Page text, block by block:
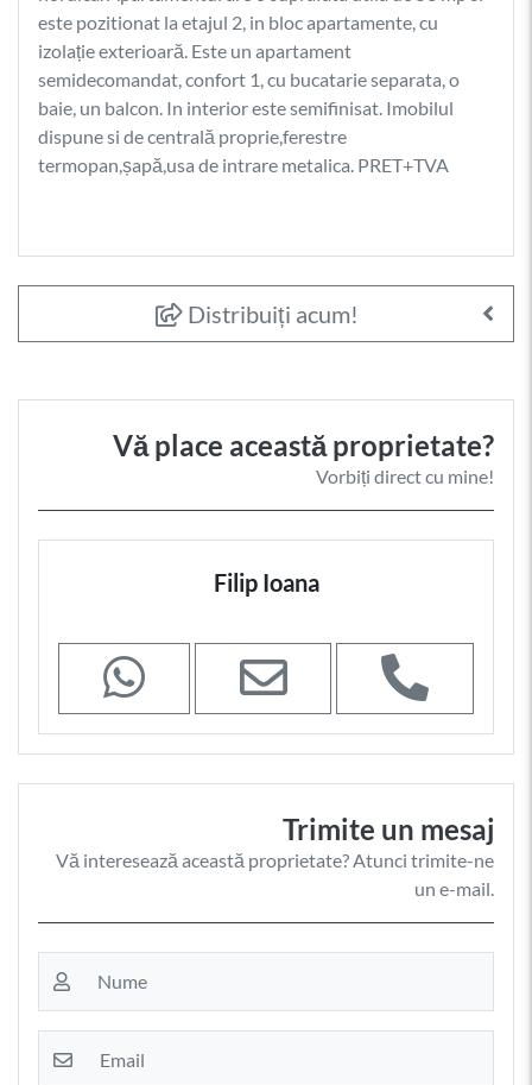
este pozitionat la etajul 2, in bloc apartamente, cu
izolație exterioară. Este un apartament
semidecomandat, confort 1, cu bucatarie separata, o
baie, un balcon. In interior este semifinisat. Imobilul
dispune si de centrală proprie,ferestre
termopan,șapă,usa de intrare metalica. PRET+TVA
Distribuiți acum!
Vă place această proprietate?
Vorbiți direct cu mine!
Filip Ioana
Trimite un mesaj
Vă interesează această proprietate? Atunci trimite-ne
un e-mail.